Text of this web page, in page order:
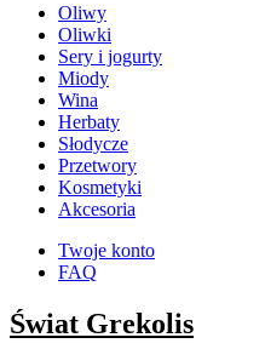
Oliwy
Oliwki
Sery i jogurty
Miody
Wina
Herbaty
Słodycze
Przetwory
Kosmetyki
Akcesoria
Twoje konto
FAQ
Świat Grekolis